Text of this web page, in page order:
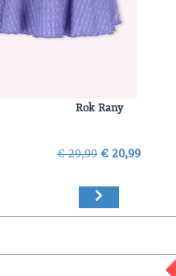
Rok Rany
€ 29,99 € 20,99